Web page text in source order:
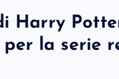
Harry
la serie